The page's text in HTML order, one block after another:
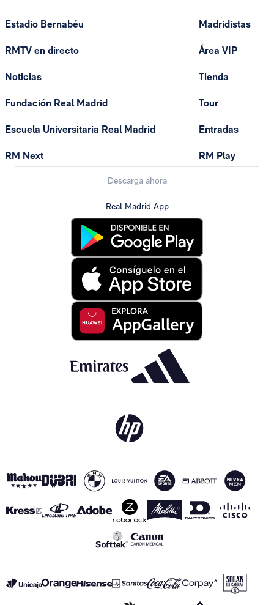
Estadio Bernabéu
RMTV en directo
Noticias
Fundación Real Madrid
Escuela Universitaria Real Madrid
RM Next
Madridistas
Área VIP
Tienda
Tour
Entradas
RM Play
Descarga ahora
Real Madrid App